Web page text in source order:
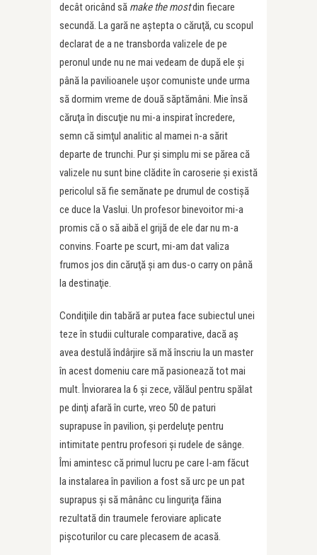
decât oricând să make the mostdin fiecare
secundă. La gară ne aştepta o căruţă, cu scopul
declarat de a ne transborda valizele de pe
peronul unde nu ne mai vedeam de după ele şi
până la pavilioanele uşor comuniste unde urma
să dormim vreme de două săptămâni. Mie însă
căruţa în discuţie nu mi-a inspirat încredere,
semn că simţul analitic al mamei n-a sărit
departe de trunchi. Pur şi simplu mi se părea că
valizele nu sunt bine clădite în caroserie şi există
pericolul să fie semănate pe drumul de costişă
ce duce la Vaslui. Un profesor binevoitor mi-a
promis că o să aibă el grijă de ele dar nu m-a
convins. Foarte pe scurt, mi-am dat valiza
frumos jos din căruţă şi am dus-o carry on până
la destinaţie.
Condiţiile din tabără ar putea face subiectul unei
teze în studii culturale comparative, dacă aş
avea destulă îndârjire să mă înscriu la un master
în acest domeniu care mă pasionează tot mai
mult. Înviorarea la 6 şi zece, vălăul pentru spălat
pe dinţi afară în curte, vreo 50 de paturi
suprapuse în pavilion, şi perdeluţe pentru
intimitate pentru profesori şi rudele de sânge.
Îmi amintesc că primul lucru pe care l-am făcut
la instalarea în pavilion a fost să urc pe un pat
suprapus şi să mânânc cu linguriţa făina
rezultată din traumele feroviare aplicate
pişcoturilor cu care plecasem de acasă.